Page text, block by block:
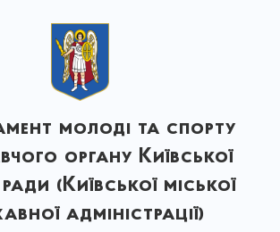
молоді та спорту
органу Київської
(Київської міської
адміністрації)